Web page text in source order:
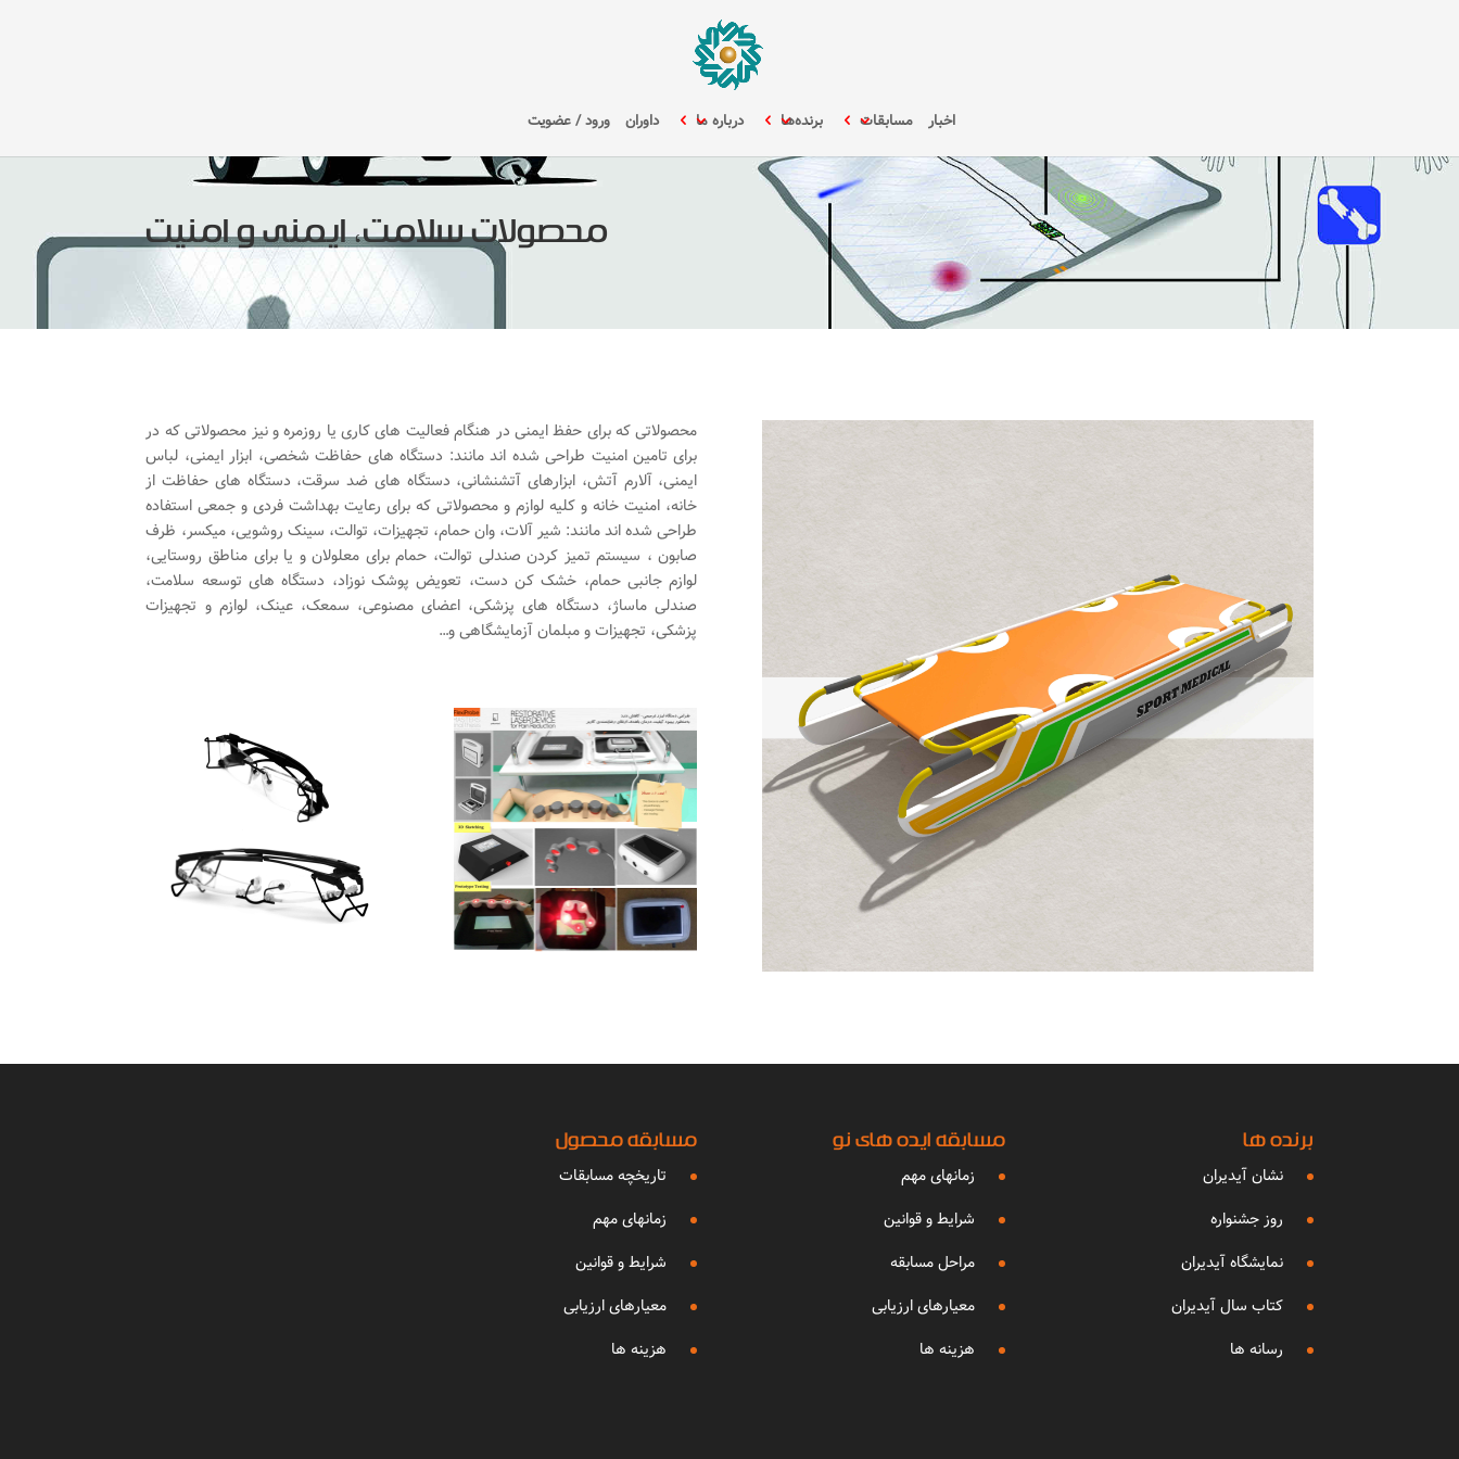
اخبار مسابقات برنده‌ها درباره ما داوران ورود / عضویت
محصولات سلامت، ایمنی و امنیت
محصولاتی که برای حفظ ایمنی در هنگام فعالیت های کاری یا روزمره و نیز محصولاتی که در
برای تامین امنیت طراحی شده اند مانند: دستگاه های حفاظت شخصی، ابزار ایمنی، لباس
ایمنی، آلارم آتش، ابزارهای آتشنشانی، دستگاه های ضد سرقت، دستگاه های حفاظت از
خانه، امنیت خانه و کلیه لوازم و محصولاتی که برای رعایت بهداشت فردی و جمعی استفاده
طراحی شده اند مانند: شیر آلات، وان حمام، تجهیزات، توالت، سینک روشویی، میکسر، ظرف
صابون ، سیستم تمیز کردن صندلی توالت، حمام برای معلولان و یا برای مناطق روستایی،
لوازم جانبی حمام، خشک کن دست، تعویض پوشک نوزاد، دستگاه های توسعه سلامت،
صندلی ماساژ، دستگاه های پزشکی، اعضای مصنوعی، سمعک، عینک، لوازم و تجهیزات
پزشکی، تجهیزات و مبلمان آزمایشگاهی و…
برنده ها
نشان آیدیران
روز جشنواره
نمایشگاه آیدیران
کتاب سال آیدیران
رسانه ها
مسابقه ایده های نو
زمانهای مهم
شرایط و قوانین
مراحل مسابقه
معیارهای ارزیابی
هزینه ها
مسابقه محصول
تاریخچه مسابقات
زمانهای مهم
شرایط و قوانین
معیارهای ارزیابی
هزینه ها